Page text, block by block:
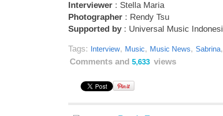
Interviewer : Stella Maria
Photographer : Rendy Tsu
Supported by: Universal Music
Tags: Interview, Music, Music News, Sabrina
Comments and 5,633 views